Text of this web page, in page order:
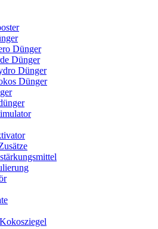
Dünger
Dünger
Dünger
Dünger